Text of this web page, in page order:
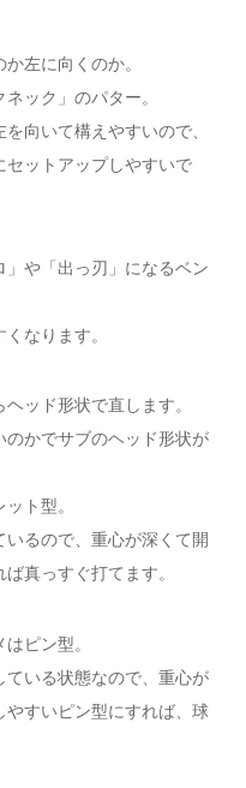
左に向くのか。
ック」のパター。
向いて構えやすいので、
セットアップしやすいで
や「出っ刃」になるベン
なります。
ッド形状で直します。
のかでサブのヘッド形状が
ト型。
るので、重心が深くて開
真っすぐ打てます。
ピン型。
いる状態なので、重心が
すいピン型にすれば、球